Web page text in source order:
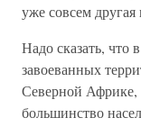
уже совсем
Надо сказать, что
завоеванных
Северной Африке,
большинство